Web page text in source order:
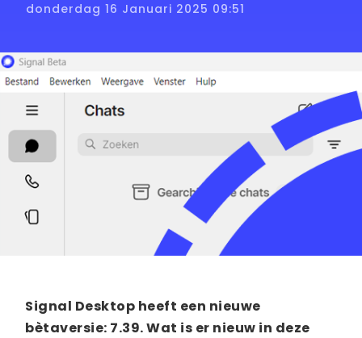
donderdag 16 Januari 2025 09:51
Signal Desktop heeft een nieuwe
bètaversie: 7.39. Wat is er nieuw in deze